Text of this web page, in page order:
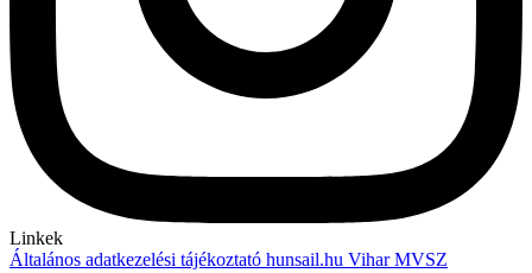
Linkek
Általános adatkezelési tájékoztató hunsail.hu ViharMVSZ